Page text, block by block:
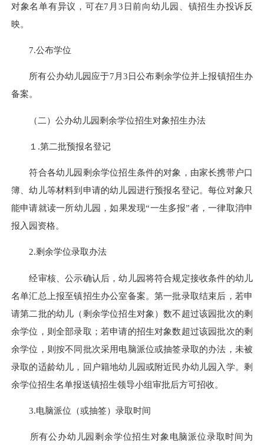
对象名单有异议，可在7月3日前向幼儿园、镇招生办投诉反
映。
7.公布学位
所有公办幼儿园应于7月3日公布剩余学位并上报镇招生办
备案。
（二）公办幼儿园剩余学位招生对象招生办法
１ .第二批预报名登记
符合各幼儿园剩余学位招生条件的对象，由家长携带户口
簿、幼儿等材料到申请的幼儿园进行预报名登记。每位对象只
能申请就读一所幼儿园，如果发现“一生多报”者，一律取消申
报入园资格。
2.剩余学位录取办法
经审核、公示确认后，幼儿园将符合规定接收条件的幼儿
名单汇总上报至镇招生办公室备案。第一批录取结束后，若申
请第二批的幼儿（剩余学位招生对象）数不超过该园批次的剩
余学位，则全部录取；若申请的招生对象数超过该园批次的剩
余学位，则按不同批次采用电脑派位或抽签录取的办法，未被
录取的适龄幼儿，回户籍地幼儿园或附近民办幼儿园入学。剩
余学位招生名单报送镇招生领导小组审批后方可招收。
3.电脑派位（或抽签）录取时间
所有公办幼儿园剩余学位招生对象电脑派位录取时间为